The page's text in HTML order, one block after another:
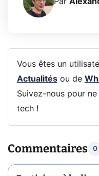
Par
Vous êtes un
Actualitésou de
Suivez-nous pour
tech !
Commentaires 0